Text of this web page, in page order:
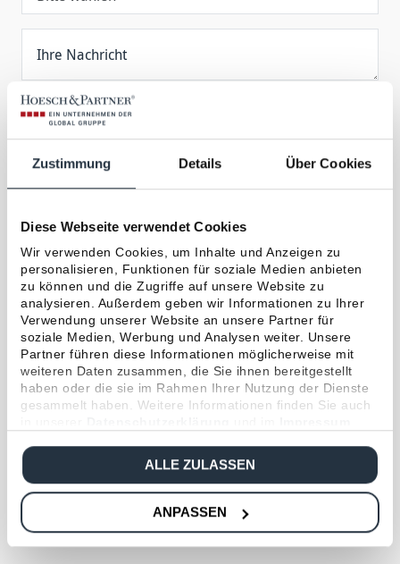
Zustimmung Details Über Cookies
Diese Webseite verwendet Cookies
Wir verwenden Cookies, um Inhalte und Anzeigen zu
personalisieren, Funktionen für soziale Medien anbieten
zu können und die Zugriffe auf unsere Website zu
analysieren. Außerdem geben wir Informationen zu Ihrer
Verwendung unserer Website an unsere Partner für
soziale Medien, Werbung und Analysen weiter. Unsere
Partner führen diese Informationen möglicherweise mit
weiteren Daten zusammen, die Sie ihnen bereitgestellt
haben oder die sie im Rahmen Ihrer Nutzung der Dienste
gesammelt haben. Weitere Informationen finden Sie auch
ALLE ZULASSEN
ANPASSEN
Ihre Nachricht
Ich willige ein, dass die Hoesch & Partner GmbH
meine oben genannten Daten speichert und in
Gruppeweitergibt, der mich künftig berät. Die
Verarbeitung erfolgt unter den in der
Der zur Beratung erforderlichen Kontaktaufnahme
per E-Mail, Post oder Telefon durch den genannten
Partner stimme ich zu – ebenso der Übermittlung
wichtiger Informationen und News rund um mein
Risiko- und Vorsorgemanagement. Alle
Einwilligungen kann ich jederzeit per E-Mail an
datenmanagement@hoesch-partner.demit
Wirkung für die Zukunft widerrufen. DieAGBund
Erstinformationhabe ich gelesen.*
*Pflichtfelder
ABSENDEN